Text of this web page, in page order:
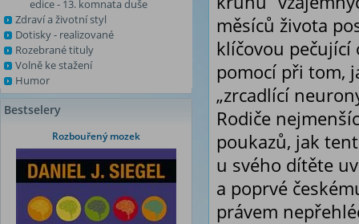
edice - 13. komnata duše
Zdraví a životní styl
Dotisky - realizované
Rozebrané tituly
Volně ke stažení
Humor
Bestselery
Rozbouřený mozek
měsíců života
klíčovou
pomocí při tom,
„zrcadlící
Rodiče
poukazů, jak
u svého dítěte
a poprvé
právem